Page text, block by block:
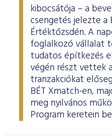
kibocsátója – a
csengetés jelezte a
Értéktőzsdén. A
foglalkozó vállalat
tudatos építkezés
végén részt vettek
tranzakciókat
BÉT Xmatch-en,
meg nyilvános
Program keretein